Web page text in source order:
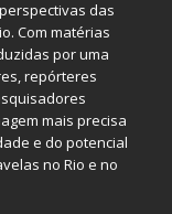
das
Com matérias
por uma
repórteres
mais precisa
e do potencial
no Rio e no